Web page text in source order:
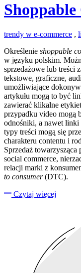
trendy w e-commerce ,
Określenie shoppable
w języku polskim.
sprzedażowe lub treści
tekstowe, graficzne,
umożliwiające
artykułu mogą to być
zawierać klikalne
przypadku video mogą
odnośniki, a nawet linki
typy treści mogą się
charakteru contentu i
Sprzedaż
social commerce,
relacji marki z
to consumer(DTC).
Czytaj więcej